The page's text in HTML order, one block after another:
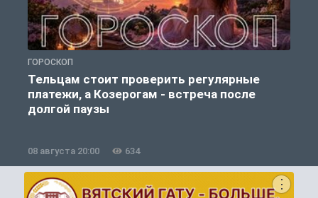
ГОРОСКОП
Тельцам стоит проверить регулярные
платежи, а Козерогам - встреча после
долгой паузы
08 августа 20:00 634